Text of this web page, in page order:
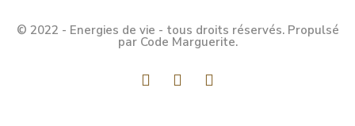
© 2022 - Energies de vie - tous droits réservés. Propulsé
par Code Marguerite.